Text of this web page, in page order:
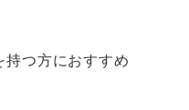
持つ方におすすめ